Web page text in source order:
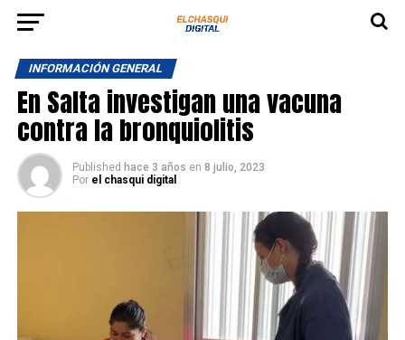
INFORMACIÓN GENERAL
En Salta investigan una vacuna
contra la bronquiolitis
Published hace 3 años en 8 julio, 2023
Por el chasqui digital